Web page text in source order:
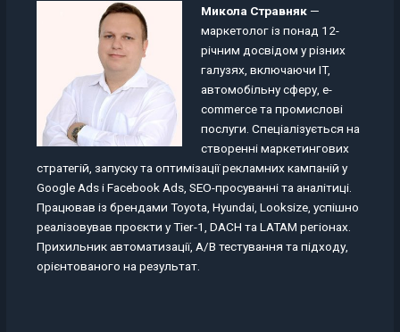
Микола Стравняк—
маркетолог із понад 12-
річним досвідом у різних
галузях, включаючи IT,
автомобільну сферу, e-
commerce та промислові
послуги. Спеціалізується на
створенні маркетингових
стратегій, запуску та оптимізації рекламних кампаній у
Google Ads і Facebook Ads, SEO-просуванні та аналітиці.
Працював із брендами Toyota, Hyundai, Looksize, успішно
реалізовував проєкти у Tier-1, DACH та LATAM регіонах.
Прихильник автоматизації, A/B тестування та підходу,
орієнтованого на результат.